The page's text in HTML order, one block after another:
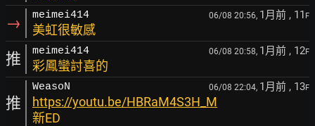
→ meimei414 06/08 20:56, 1月前 , 11 F
美虹很敏感
推 meimei414 06/08 20:58, 1月前 , 12F
彩鳳蠻討喜的
推
WeasoN 06/08 22:04, 1月前 , 13F
https://youtu.be/HBRaM4S3H_M
新ED